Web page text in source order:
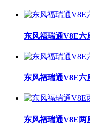
东风福瑞通V8E六
东风福瑞通V8E六
东风福瑞通V8E两